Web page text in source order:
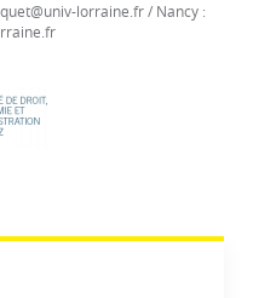
lorraine.fr / Nancy :